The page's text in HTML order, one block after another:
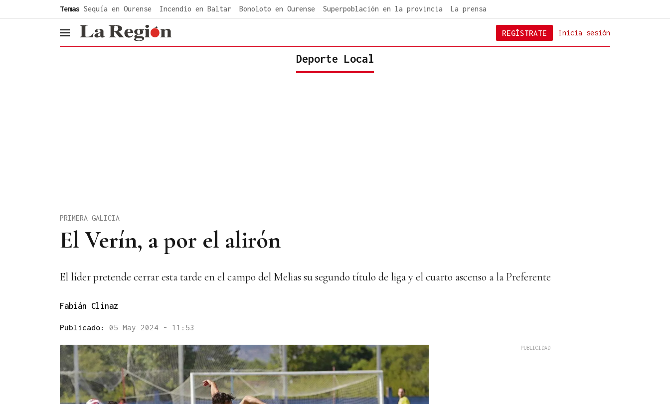
Temas Sequía en Ourense Incendio en Baltar Bonoloto en Ourense Superpoblación en la provincia La prensa
header.menu.open Inicia sesión
REGÍSTRATE
Deporte Local
El Verín, a por el alirón
PRIMERA GALICIA
El líder pretende cerrar esta tarde en el campo del Melias su segundo título de liga y el cuarto ascenso a la Preferente
Fabián Clinaz
Publicado: 05 May 2024 - 11:53